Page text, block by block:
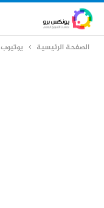
الصفحة الرئيسية يوتيوب